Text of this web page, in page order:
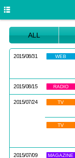
ALL
2015/08/31 WEB
2015/08/15 RADIO
2015/07/24 TV
TV
2015/07/09 MAGAZINE
NEWS
DISCOGRAPHY
LIVE/EVENT
MEDIA